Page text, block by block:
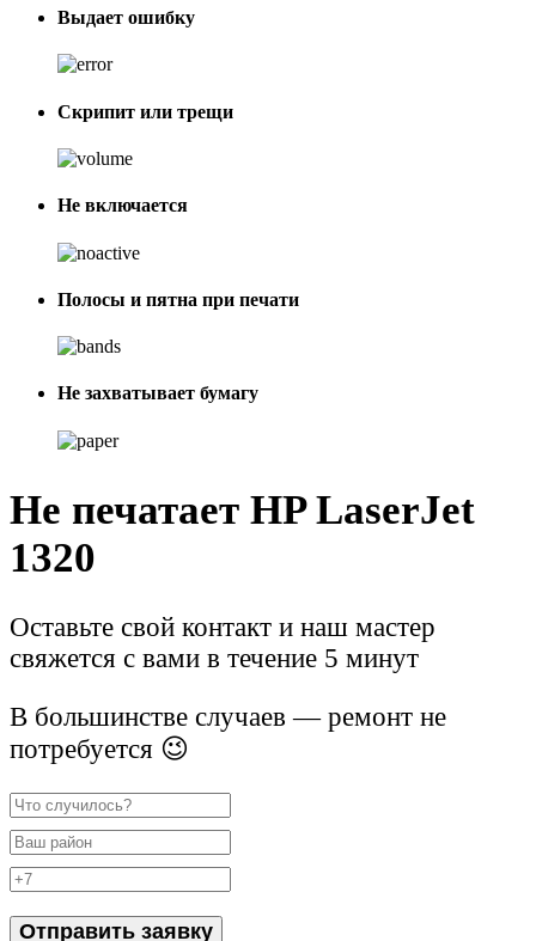
Выдает ошибку
Скрипит или трещи
Не включается
Полосы и пятна при печати
Не захватывает бумагу
Не печатает HP LaserJet
1320
Оставьте свой контакт и наш мастер
свяжется с вами в течение 5 минут
В большинстве случаев — ремонт не
потребуется 😉
Отправить заявку